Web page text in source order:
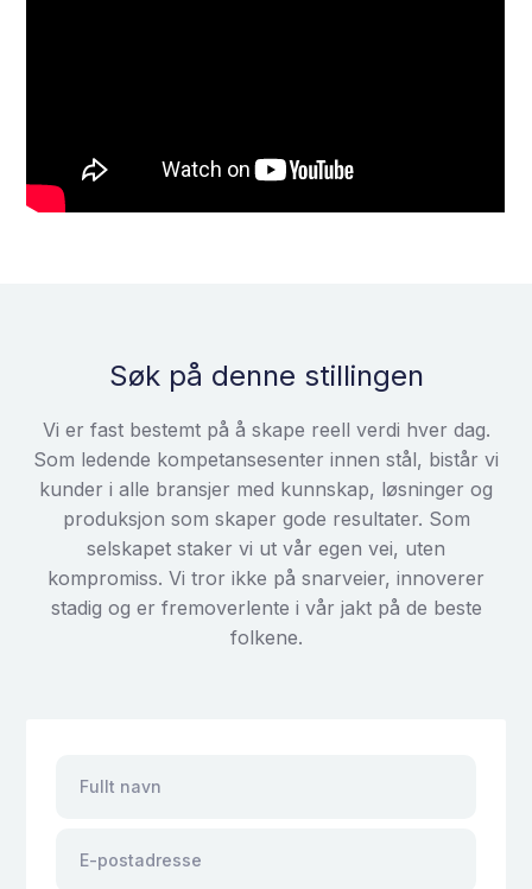
Søk på denne stillingen
Vi er fast bestemt på å skape reell verdi hver dag.
Som ledende kompetansesenter innen stål, bistår vi
kunder i alle bransjer med kunnskap, løsninger og
produksjon som skaper gode resultater. Som
selskapet staker vi ut vår egen vei, uten
kompromiss. Vi tror ikke på snarveier, innoverer
stadig og er fremoverlente i vår jakt på de beste
folkene.